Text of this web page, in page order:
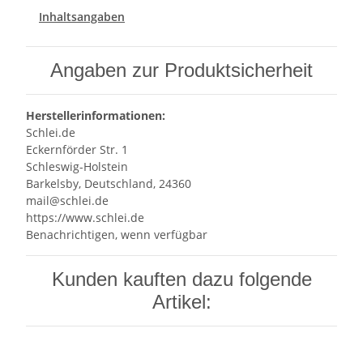
Inhaltsangaben
Angaben zur Produktsicherheit
Herstellerinformationen:
Schlei.de
Eckernförder Str. 1
Schleswig-Holstein
Barkelsby, Deutschland, 24360
mail@schlei.de
https://www.schlei.de
Benachrichtigen, wenn verfügbar
Kunden kauften dazu folgende
Artikel: